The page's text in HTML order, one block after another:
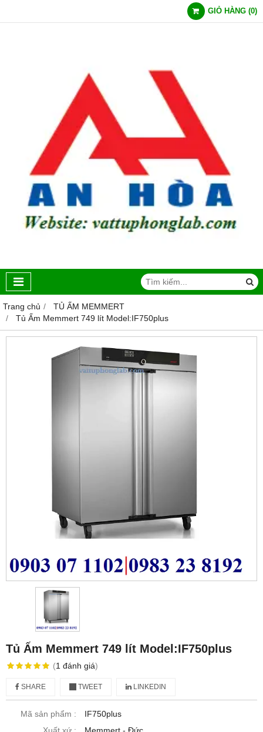
GIỎ HÀNG (0)
Trang chủ
TỦ ẤM MEMMERT
Tủ Ấm Memmert 749 lít Model:IF750plus
Tủ Ấm Memmert 749 lít Model:IF750plus
(1 đánh giá)
SHARE TWEET LINKEDIN
Mã sản phẩm :
IF750plus
Xuất xứ :
Memmert - Đức